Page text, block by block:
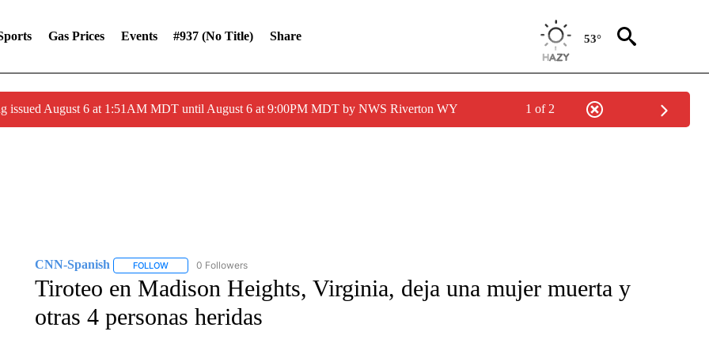
Gas Prices Events #937 (no Title) Share 53°
issued August 6 at 1:51AM MDT until August 6 at 9:00PM MDT by NWS Riverton WY 1 of 2
CNN-Spanish FOLLOWFOLLOW "CNN-SPANISH" TO RECEIVE NOTIFICATIONS ABOUT NEW PAGES ON "CNN-SPANISH".
0 Followers
Tiroteo en Madison Heights, Virginia, deja una mujer muerta y
otras 4 personas heridas